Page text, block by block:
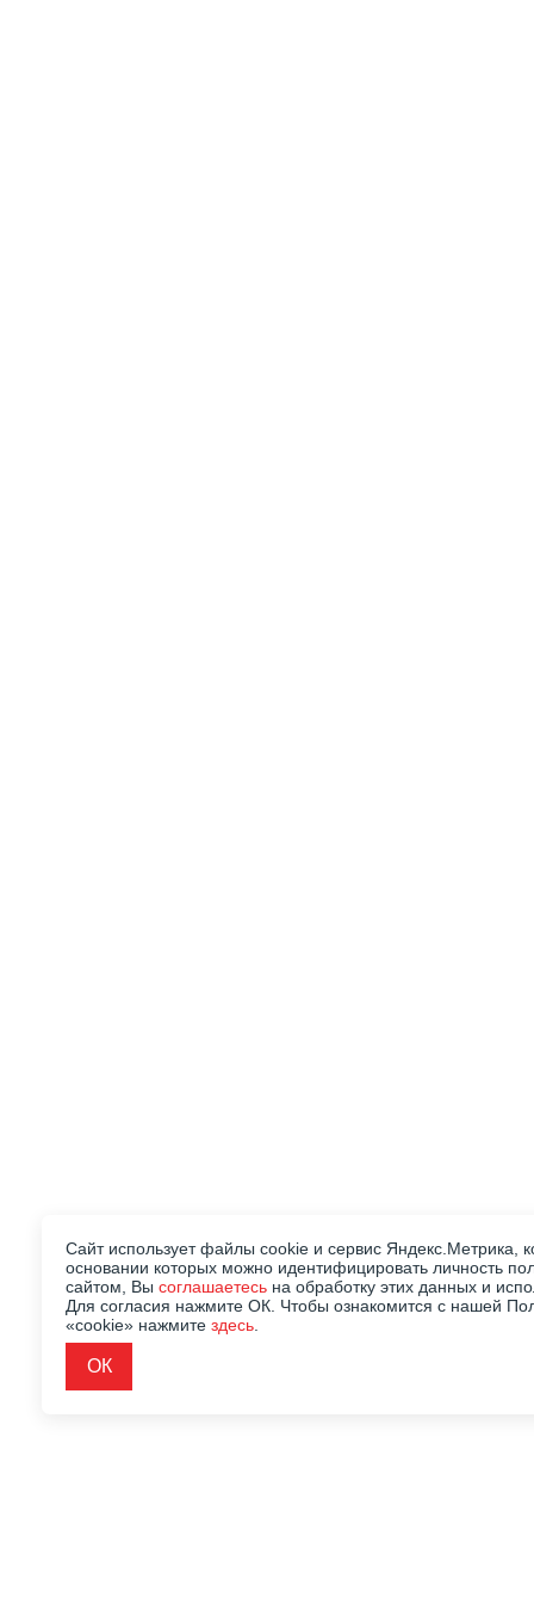
Сайт использует файлы cookie и сервис Яндекс.Метрика,
основании которых можно идентифицировать личность
сайтом, Высоглашаетесь на обработку этих данных и
Для согласия нажмите ОК. Чтобы ознакомится с нашей
«cookie» нажмитездесь
ОК